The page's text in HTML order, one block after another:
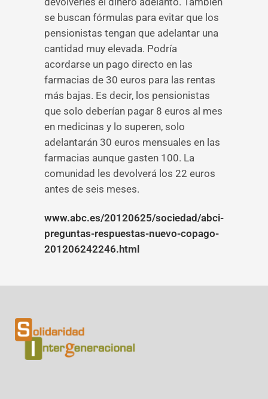
se buscan fórmulas para evitar que los
pensionistas tengan que adelantar una
cantidad muy elevada. Podría
acordarse un pago directo en las
farmacias de 30 euros para las rentas
más bajas. Es decir, los pensionistas
que solo deberían pagar 8 euros al mes
en medicinas y lo superen, solo
adelantarán 30 euros mensuales en las
farmacias aunque gasten 100. La
comunidad les devolverá los 22 euros
antes de seis meses.
www.abc.es/20120625/sociedad/abci-
preguntas-respuestas-nuevo-copago-
201206242246.html